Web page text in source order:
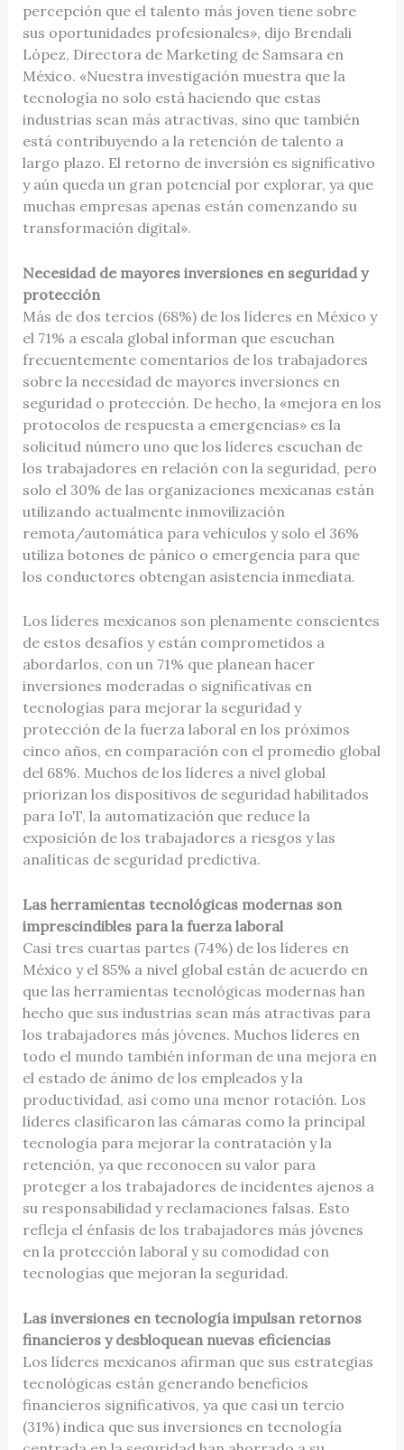
percepción que el talento más joven tiene sobre
sus oportunidades profesionales», dijo Brendali
López, Directora de Marketing de Samsara en
México. «Nuestra investigación muestra que la
tecnología no solo está haciendo que estas
industrias sean más atractivas, sino que también
está contribuyendo a la retención de talento a
largo plazo. El retorno de inversión es significativo
y aún queda un gran potencial por explorar, ya que
muchas empresas apenas están comenzando su
transformación digital».
Necesidad de mayores inversiones en seguridad y
protección
Más de dos tercios (68%) de los líderes en México y
el 71% a escala global informan que escuchan
frecuentemente comentarios de los trabajadores
sobre la necesidad de mayores inversiones en
seguridad o protección. De hecho, la «mejora en los
protocolos de respuesta a emergencias» es la
solicitud número uno que los líderes escuchan de
los trabajadores en relación con la seguridad, pero
solo el 30% de las organizaciones mexicanas están
utilizando actualmente inmovilización
remota/automática para vehículos y solo el 36%
utiliza botones de pánico o emergencia para que
los conductores obtengan asistencia inmediata.
Los líderes mexicanos son plenamente conscientes
de estos desafíos y están comprometidos a
abordarlos, con un 71% que planean hacer
inversiones moderadas o significativas en
tecnologías para mejorar la seguridad y
protección de la fuerza laboral en los próximos
cinco años, en comparación con el promedio global
del 68%. Muchos de los líderes a nivel global
priorizan los dispositivos de seguridad habilitados
para IoT, la automatización que reduce la
exposición de los trabajadores a riesgos y las
analíticas de seguridad predictiva.
Las herramientas tecnológicas modernas son
imprescindibles para la fuerza laboral
Casi tres cuartas partes (74%) de los líderes en
México y el 85% a nivel global están de acuerdo en
que las herramientas tecnológicas modernas han
hecho que sus industrias sean más atractivas para
los trabajadores más jóvenes. Muchos líderes en
todo el mundo también informan de una mejora en
el estado de ánimo de los empleados y la
productividad, así como una menor rotación. Los
líderes clasificaron las cámaras como la principal
tecnología para mejorar la contratación y la
retención, ya que reconocen su valor para
proteger a los trabajadores de incidentes ajenos a
su responsabilidad y reclamaciones falsas. Esto
refleja el énfasis de los trabajadores más jóvenes
en la protección laboral y su comodidad con
tecnologías que mejoran la seguridad.
Las inversiones en tecnología impulsan retornos
financieros y desbloquean nuevas eficiencias
Los líderes mexicanos afirman que sus estrategias
tecnológicas están generando beneficios
financieros significativos, ya que casi un tercio
(31%) indica que sus inversiones en tecnología